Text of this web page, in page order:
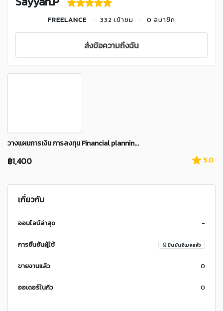
FREELANCE 332 เข้าชม 0 สมาชิก
ส่งข้อความถึงฉัน
วางแผนการเงิน การลงทุน Financial plannin...
฿1,400 5.0
เกี่ยวกับ
ออนไลน์ล่าสุด -
การยืนยันผู้ใช้ ยืนยันอีเมลแล้ว
ขายงานแล้ว 0
ออเดอร์ในคิว 0